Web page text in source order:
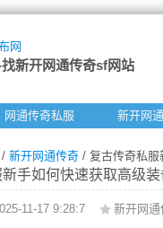
网
新开网通传奇sf网站
网通传奇私服 新开网
/ 新开网通传奇 / 复古传奇私服
手如何快速获取高级装
11-17 9:28:7 新开网通